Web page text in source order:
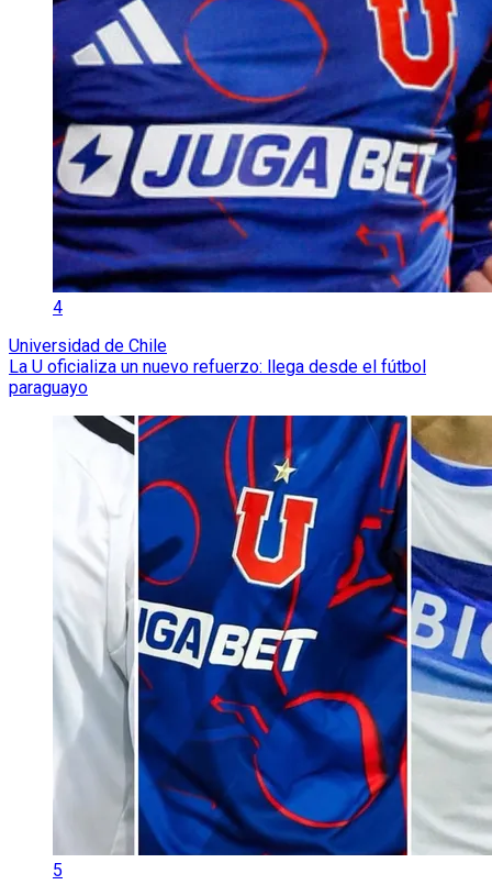
4
Universidad de Chile
La U oficializa un nuevo refuerzo: llega desde el fútbol
paraguayo
5